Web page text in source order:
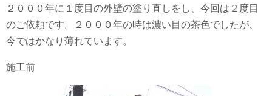
採用情報
住まいづくり
２０００年に１度目の外壁の塗り直しをし、今回は２度目
のご依頼です。２０００年の時は濃い目の茶色でしたが、
今ではかなり薄れています。
施工前